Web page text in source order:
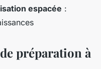
espacée :
préparation à